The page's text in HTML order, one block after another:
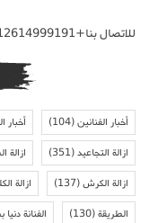
للاتصال بنا+212614999191
أخبار الفنانين(104) أخبار
ازالة التجاعيد(351) ازالة
ازالة الكرش(137) ازالة
الطريقة(130) الفنانة